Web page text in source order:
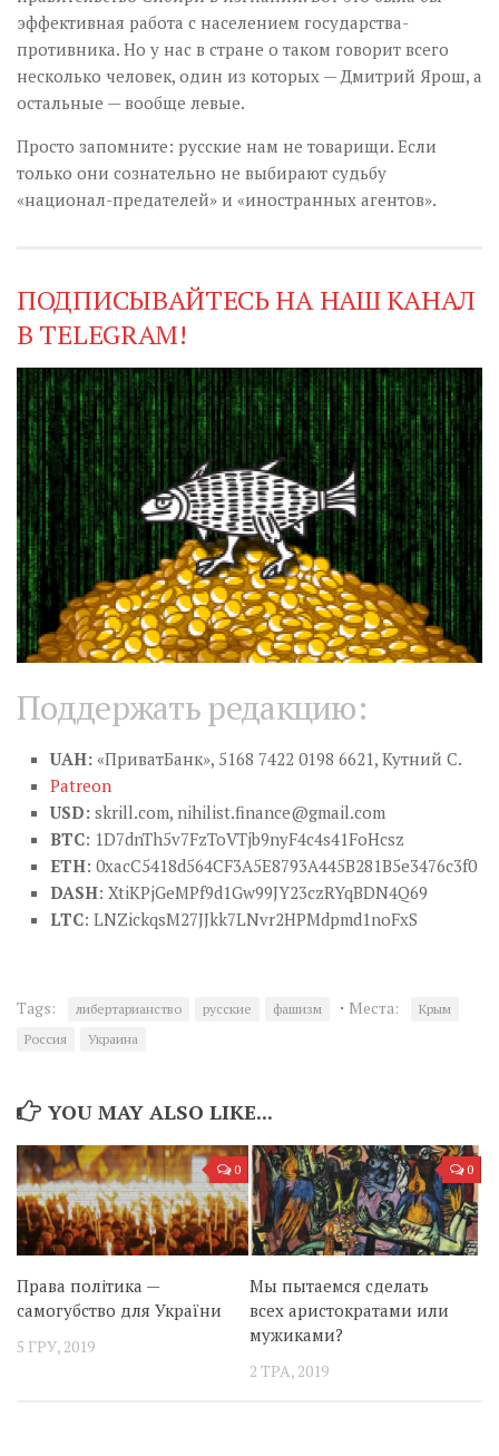
эффективная работа с населением государства-
противника. Но у нас в стране о таком говорит всего
несколько человек, один из которых — Дмитрий Ярош, а
остальные — вообще левые.
Просто запомните: русские нам не товарищи. Если
только они сознательно не выбирают судьбу
«национал-предателей» и «иностранных агентов».
ПОДПИСЫВАЙТЕСЬ НА НАШ КАНАЛ
В TELEGRAM!
Поддержать редакцию:
UAH: «ПриватБанк», 5168 7422 0198 6621, Кутний С.
Patreon
USD: skrill.com, nihilist.finance@gmail.com
BTC: 1D7dnTh5v7FzToVTjb9nyF4c4s41FoHcsz
ETH: 0xacC5418d564CF3A5E8793A445B281B5e3476c3f0
DASH: XtiKPjGeMPf9d1Gw99JY23czRYqBDN4Q69
LTC: LNZickqsM27JJkk7LNvr2HPMdpmd1noFxS
Tags: либертарианство русские фашизм · Места:
Крым
Россия
Украина
YOU MAY ALSO LIKE...
0
Права політика —
самогубство для України
5 ГРУ, 2019
0
Мы пытаемся сделать
всех аристократами или
мужиками?
2 ТРА, 2019